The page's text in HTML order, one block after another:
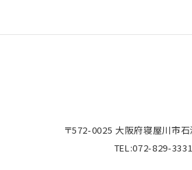
〒572-0025 大阪府寝屋川市
TEL:072-829-3331